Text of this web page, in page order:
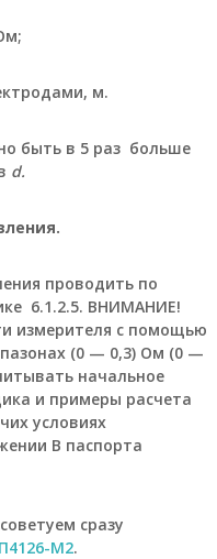
м.
быть в 5 раз больше
d.
проводить по
6.1.2.5. ВНИМАНИЕ!
измерителя с помощью
(0 — 0,3) Ом (0 —
начальное
и примеры расчета
условиях
В паспорта
сразу
М2.